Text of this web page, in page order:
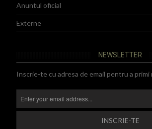
Anuntul oficial
Externe
NEWSLETTER
Inscrie-te cu adresa de email pentru a primi